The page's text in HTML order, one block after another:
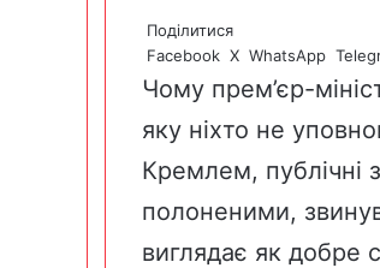
Поділитися
Facebook X WhatsApp
Чому прем’єр-
яку ніхто не
Кремлем, публічні
полоненими,
виглядає як добре